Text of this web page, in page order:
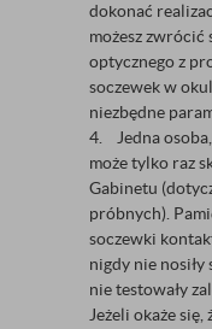
dokonać
możesz zwrócić
optycznego z
soczewek w
niezbędne
4. Jedna
może tylko raz
Gabinetu
próbnych).
soczewki
nigdy nie
nie testowały
Jeżeli okaże